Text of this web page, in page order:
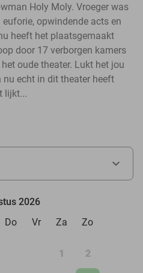
Holy Moly. Vroeger was
opwindende acts en
heeft het plaatsgemaakt
door 17 verborgen kamers
oude theater. Lukt het jou
echt in dit theater heeft
lijkt...
2026
Do Vr Za Zo
1 2